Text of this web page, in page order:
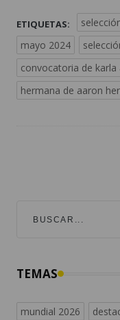
ETIQUETAS:
mayo 2024
convocatoria de karla
hermana de aaron
TEMAS
mundial 2026